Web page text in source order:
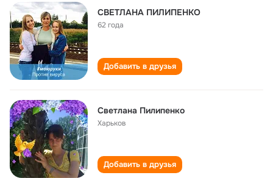
СВЕТЛАНА ПИЛИПЕНКО
62 года
Добавить в друзья
Светлана Пилипенко
Харьков
Добавить в друзья